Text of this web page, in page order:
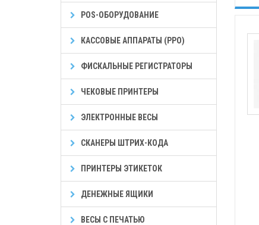
POS-ОБОРУДОВАНИЕ
КАССОВЫЕ АППАРАТЫ (РРО)
ФИСКАЛЬНЫЕ РЕГИСТРАТОРЫ
ЧЕКОВЫЕ ПРИНТЕРЫ
ЭЛЕКТРОННЫЕ ВЕСЫ
СКАНЕРЫ ШТРИХ-КОДА
ПРИНТЕРЫ ЭТИКЕТОК
ДЕНЕЖНЫЕ ЯЩИКИ
ВЕСЫ С ПЕЧАТЬЮ